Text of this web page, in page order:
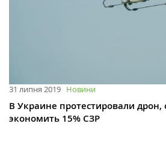
31 липня 2019 Новини
В Украине протестировали дрон,
экономить 15% СЗР